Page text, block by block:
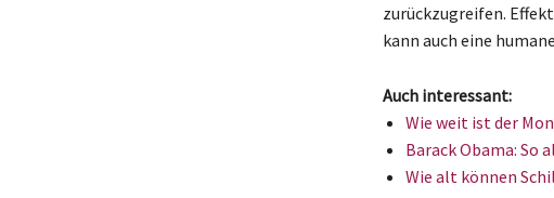
zurückzugreifen.
kann auch eine
Auch interessant:
Wie weit ist der
Barack Obama: So
Wie alt können